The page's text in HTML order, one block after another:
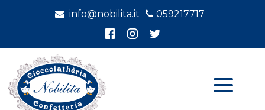
info@nobilita.it 059217717